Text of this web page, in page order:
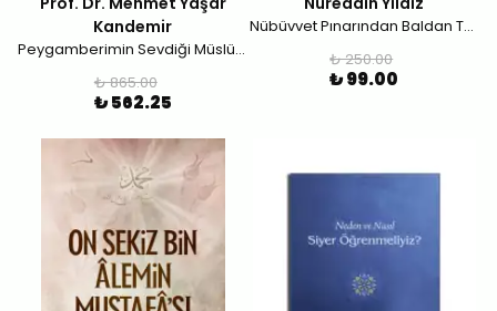
Kandemir
Peygamberimin Sevdiği Müslüman
₺ 865.00
₺ 562.25
Nübüvvet Pınarından Baldan Tatlı Sözler
₺ 250.00
₺ 99.00